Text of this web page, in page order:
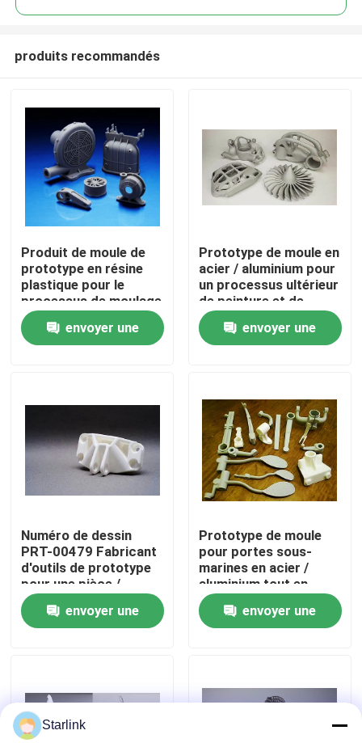
À la maison
Produits
Visite de l'usine
Contrôle de la qualité
Nous contacter
Nouvelles
Demandez un devis
produits recommandés
Produit de moule de
prototype en résine
plastique pour le
processus de moulage
par injection de
plastique personnalisé
envoyer une
Prototype de moule en
acier / aluminium pour
un processus ultérieur
de peinture et de
gravure en résine
plastiqueenvoyer une
Numéro de dessin
PRT-00479 Fabricant
d'outils de prototype
pour une pièce /
prototype
d'impression 3D
envoyer une
Prototype de moule
pour portes sous-
marines en acier /
aluminium tout en
résine plastique
envoyer une
Starlink